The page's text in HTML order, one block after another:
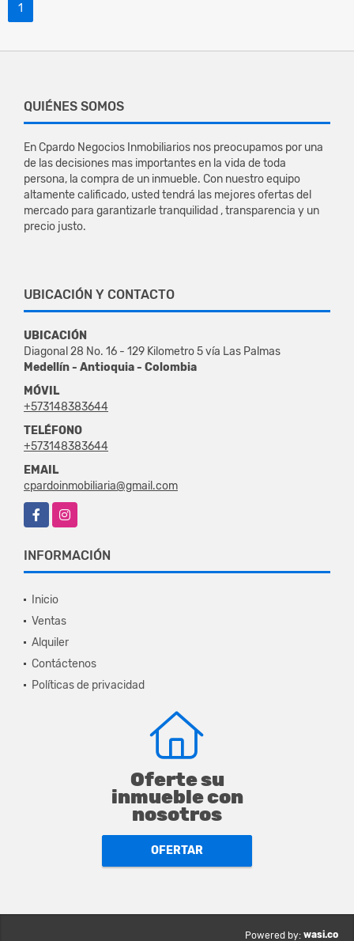
1
QUIÉNES SOMOS
En Cpardo Negocios Inmobiliarios nos preocupamos por una
de las decisiones mas importantes en la vida de toda
persona, la compra de un inmueble. Con nuestro equipo
altamente calificado, usted tendrá las mejores ofertas del
mercado para garantizarle tranquilidad , transparencia y un
precio justo.
UBICACIÓN Y CONTACTO
UBICACIÓN
Diagonal 28 No. 16 - 129 Kilometro 5 vía Las Palmas
Medellín - Antioquia - Colombia
MÓVIL
+573148383644
TELÉFONO
+573148383644
EMAIL
cpardoinmobiliaria@gmail.com
FacebookInstagram
INFORMACIÓN
Inicio
Ventas
Alquiler
Contáctenos
Políticas de privacidad
Oferte su
inmueble con
nosotros
OFERTAR
Powered by: wasi.co